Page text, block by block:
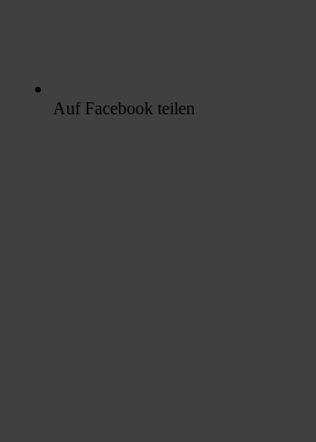
Auf Facebook teilen